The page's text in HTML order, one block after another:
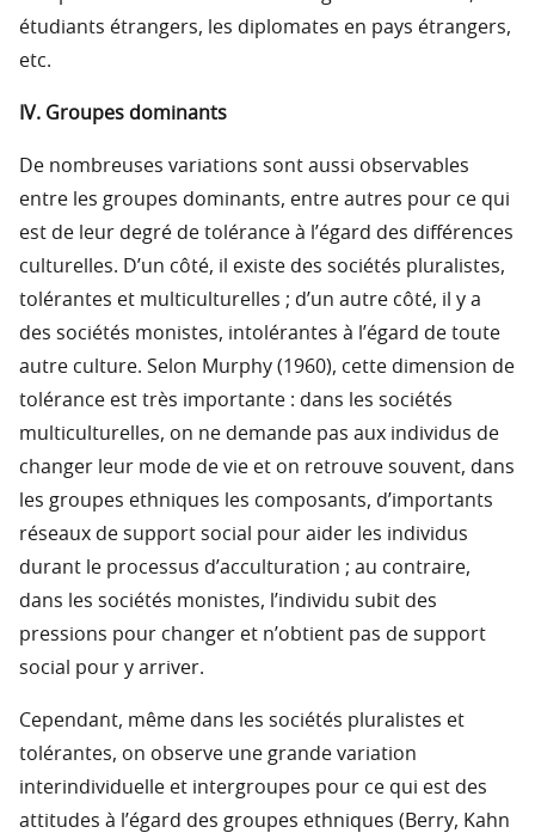
étudiants étrangers, les diplomates en pays étrangers,
etc.
IV. Groupes dominants
De nombreuses variations sont aussi observables
entre les groupes dominants, entre autres pour ce qui
est de leur degré de tolérance à l’égard des différences
culturelles. D’un côté, il existe des sociétés pluralistes,
tolérantes et multiculturelles ; d’un autre côté, il y a
des sociétés monistes, intolérantes à l’égard de toute
autre culture. Selon Murphy (1960), cette dimension de
tolérance est très importante : dans les sociétés
multiculturelles, on ne demande pas aux individus de
changer leur mode de vie et on retrouve souvent, dans
les groupes ethniques les composants, d’importants
réseaux de support social pour aider les individus
durant le processus d’acculturation ; au contraire,
dans les sociétés monistes, l’individu subit des
pressions pour changer et n’obtient pas de support
social pour y arriver.
Cependant, même dans les sociétés pluralistes et
tolérantes, on observe une grande variation
interindividuelle et intergroupes pour ce qui est des
attitudes à l’égard des groupes ethniques (Berry, Kahn